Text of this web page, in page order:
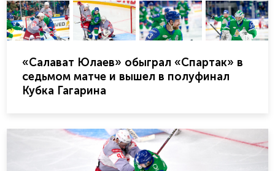
«Салават Юлаев» обыграл «Спартак» в
седьмом матче и вышел в полуфинал
Кубка Гагарина